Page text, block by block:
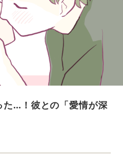
た…！彼との「愛情が深